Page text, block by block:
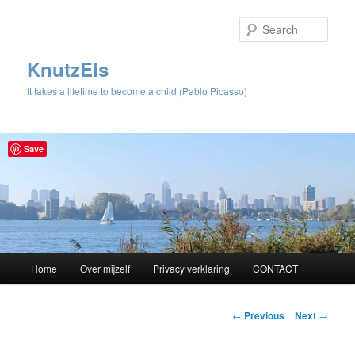
KnutzEls
It takes a lifetime to become a child (Pablo Picasso)
Skip
Home Over mijzelf Privacy verklaring CONTACT
Post
← Previous Next →
Save